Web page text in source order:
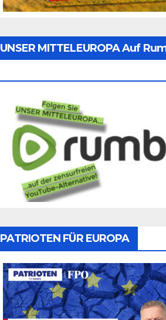
UNSER MITTELEUROPA Auf
PATRIOTEN FÜR EUROPA